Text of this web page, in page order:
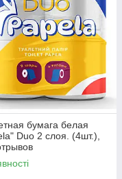
бумага белая
Duo 2 слоя. (4шт.),